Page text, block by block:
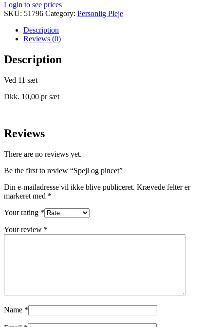
Login to see prices
SKU: 51796 Category: Personlig Pleje
Description
Reviews (0)
Description
Ved 11 sæt
Dkk. 10,00 pr sæt
Reviews
There are no reviews yet.
Be the first to review “Spejl og pincet”
Din e-mailadresse vil ikke blive publiceret. Krævede felter er
markeret med *
Your rating *
Your review *
Name *